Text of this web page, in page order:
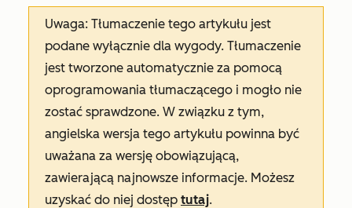
Uwaga: Tłumaczenie tego artykułu jest
podane wyłącznie dla wygody. Tłumaczenie
jest tworzone automatycznie za pomocą
oprogramowania tłumaczącego i mogło nie
zostać sprawdzone. W związku z tym,
angielska wersja tego artykułu powinna być
uważana za wersję obowiązującą,
zawierającą najnowsze informacje. Możesz
uzyskać do niej dostęp tutaj.